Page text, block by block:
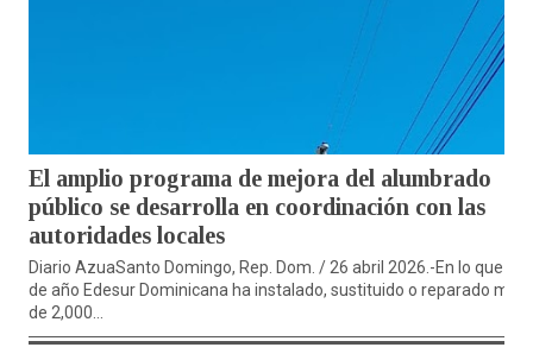
El amplio programa de mejora del alumbrado
público se desarrolla en coordinación con las
autoridades locales
Diario AzuaSanto Domingo, Rep. Dom. / 26 abril 2026.-En lo que va
de año Edesur Dominicana ha instalado, sustituido o reparado más
de 2,000...